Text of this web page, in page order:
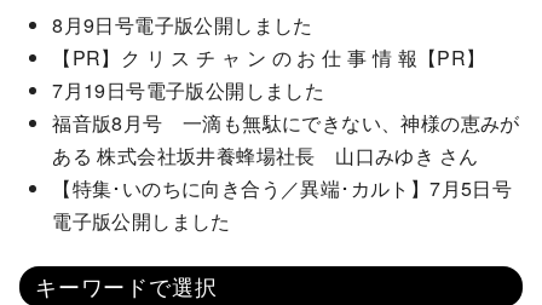
8月9日号電子版公開しました
【PR】ク リ ス チ ャ ン の お 仕 事 情 報【PR】
7月19日号電子版公開しました
福音版8月号 一滴も無駄にできない、神様の恵みが
ある 株式会社坂井養蜂場社長 山口みゆき さん
【特集･いのちに向き合う／異端･カルト】7月5日号
電子版公開しました
キーワードで選択